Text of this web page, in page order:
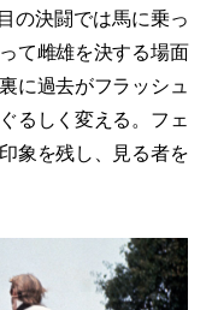
の決闘では馬に乗っ
て雌雄を決する場面
に過去がフラッシュ
るしく変える。フェ
象を残し、見る者を